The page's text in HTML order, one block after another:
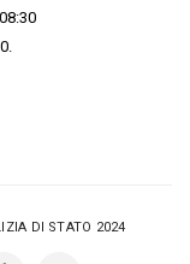
DI STATO 2024